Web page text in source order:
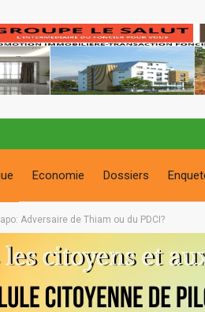
Economie Dossiers
Adversaire de Thiam ou du PDCI?